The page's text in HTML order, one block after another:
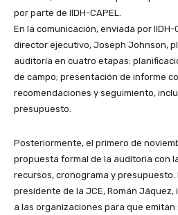
por parte de IIDH-CAPEL.
En la comunicación, enviada por IIDH-
director ejecutivo, Joseph Johnson,
auditoría en cuatro etapas:
de campo; presentación de informe
recomendaciones y seguimiento,
presupuesto.
Posteriormente, el primero de
propuesta formal de la auditoria con
recursos, cronograma y presupuesto.
presidente de la JCE, Román
a las organizaciones para que emitan